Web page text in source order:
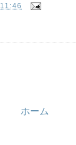
11:46
ホーム